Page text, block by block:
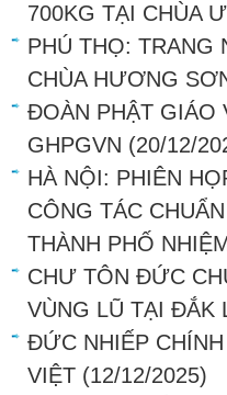
700KG TẠI CHÙA
PHÚ THỌ: TRANG
CHÙA HƯƠNG
ĐOÀN PHẬT GIÁO
GHPGVN (20/12/
HÀ NỘI: PHIÊN
CÔNG TÁC
THÀNH PHỐ
CHƯ TÔN ĐỨC
VÙNG LŨ TẠI ĐẮK
ĐỨC NHIẾP
VIỆT (12/12/2025)